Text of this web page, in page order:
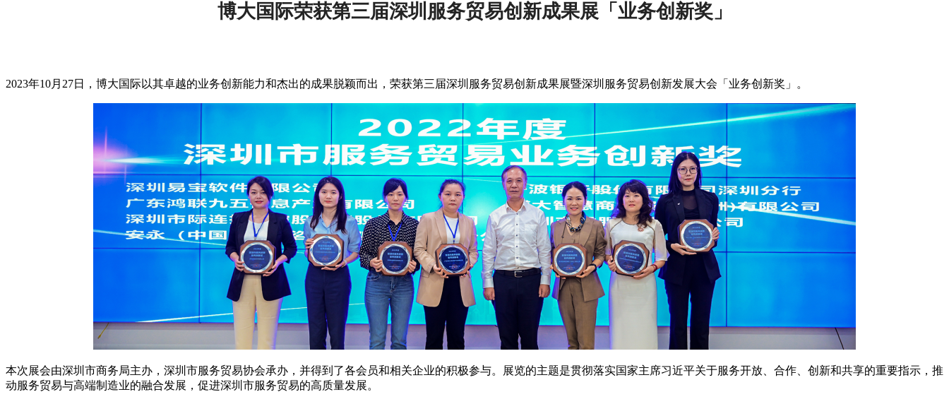
博大国际荣获第三届深圳服务贸易创新成果展「业务创新奖」
2023年10月27日，博大国际以其卓越的业务创新能力和杰出的成果脱颖而出，荣获第三届深圳服务贸易创新成果展暨深圳服务贸易创新发展大会「业务创新奖」。
本次展会由深圳市商务局主办，深圳市服务贸易协会承办，并得到了各会员和相关企业的积极参与。展览的主题是贯彻落实国家主席习近平关于服务开放、合作、创新和共享的重要指示，推
动服务贸易与高端制造业的融合发展，促进深圳市服务贸易的高质量发展。